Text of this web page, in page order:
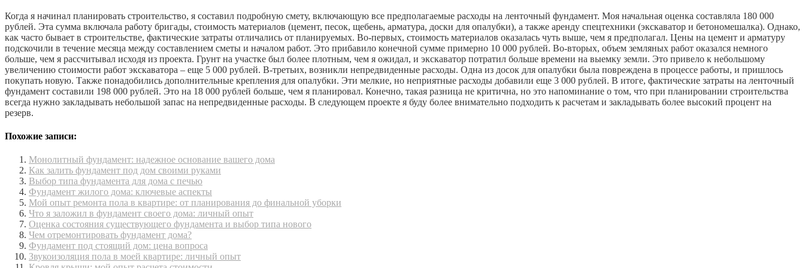
Когда я начинал планировать строительство, я составил подробную смету, включающую все предполагаемые расходы на ленточный фундамент. Моя начальная оценка составляла 180 000
рублей. Эта сумма включала работу бригады, стоимость материалов (цемент, песок, щебень, арматура, доски для опалубки), а также аренду спецтехники (экскаватор и бетономешалка). Однако,
как часто бывает в строительстве, фактические затраты отличались от планируемых. Во-первых, стоимость материалов оказалась чуть выше, чем я предполагал. Цены на цемент и арматуру
подскочили в течение месяца между составлением сметы и началом работ. Это прибавило конечной сумме примерно 10 000 рублей. Во-вторых, объем земляных работ оказался немного
больше, чем я рассчитывал исходя из проекта. Грунт на участке был более плотным, чем я ожидал, и экскаватор потратил больше времени на выемку земли. Это привело к небольшому
увеличению стоимости работ экскаватора – еще 5 000 рублей. В-третьих, возникли непредвиденные расходы. Одна из досок для опалубки была повреждена в процессе работы, и пришлось
покупать новую. Также понадобились дополнительные крепления для опалубки. Эти мелкие, но неприятные расходы добавили еще 3 000 рублей. В итоге, фактические затраты на ленточный
фундамент составили 198 000 рублей. Это на 18 000 рублей больше, чем я планировал. Конечно, такая разница не критична, но это напоминание о том, что при планировании строительства
всегда нужно закладывать небольшой запас на непредвиденные расходы. В следующем проекте я буду более внимательно подходить к расчетам и закладывать более высокий процент на
резерв.
Похожие записи:
Монолитный фундамент: надежное основание вашего дома
Как залить фундамент под дом своими руками
Выбор типа фундамента для дома с печью
Фундамент жилого дома: ключевые аспекты
Мой опыт ремонта пола в квартире: от планирования до финальной уборки
Что я заложил в фундамент своего дома: личный опыт
Оценка состояния существующего фундамента и выбор типа нового
Чем отремонтировать фундамент дома?
Фундамент под стоящий дом: цена вопроса
Звукоизоляция пола в моей квартире: личный опыт